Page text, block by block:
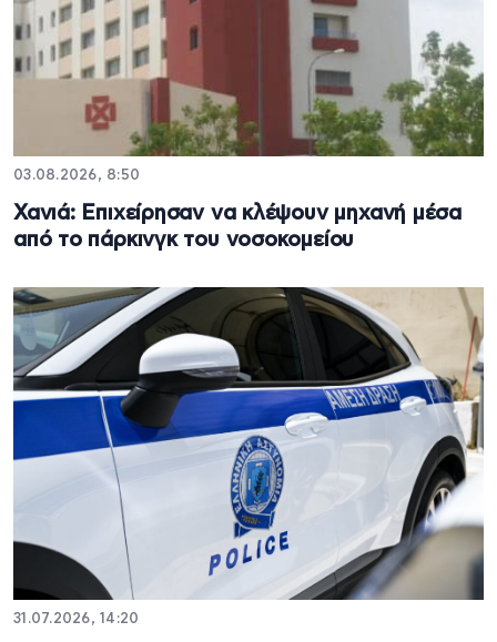
03.08.2026, 8:50
Χανιά: Επιχείρησαν να κλέψουν μηχανή μέσα
από το πάρκινγκ του νοσοκομείου
31.07.2026, 14:20